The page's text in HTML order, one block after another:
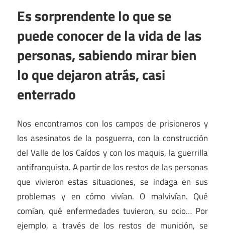
Es sorprendente lo que se
puede conocer de la vida de las
personas, sabiendo mirar bien
lo que dejaron atrás, casi
enterrado
Nos encontramos con los campos de prisioneros y
los asesinatos de la posguerra, con la construcción
del Valle de los Caídos y con los maquis, la guerrilla
antifranquista. A partir de los restos de las personas
que vivieron estas situaciones, se indaga en sus
problemas y en cómo vivían. O malvivían. Qué
comían, qué enfermedades tuvieron, su ocio… Por
ejemplo, a través de los restos de munición, se